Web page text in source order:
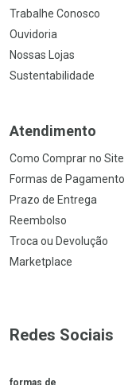
Trabalhe Conosco
Ouvidoria
Nossas Lojas
Sustentabilidade
Atendimento
Como Comprar no Site
Formas de Pagamento
Prazo de Entrega
Reembolso
Troca ou Devolução
Marketplace
Redes Sociais
formas de